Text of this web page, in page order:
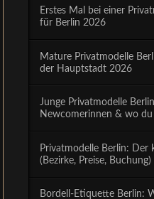
Erstes Mal bei einer
für Berlin 2026
Mature Privatmodelle
der Hauptstadt 2026
Junge Privatmodelle
Newcomerinnen & wo
Privatmodelle Berlin: Der
(Bezirke, Preise, Buchung)
Bordell-Etiquette Berlin: